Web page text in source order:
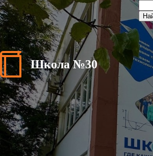
Школа №30